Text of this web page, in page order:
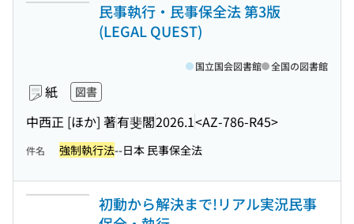
民事執行・民事保全法 第3版
(LEGAL QUEST)
紙 図書
中西正 [ほか] 著有斐閣2026.1<AZ-786-R45>
国立国会図書館 全国の図書館
件名 強制執行法--日本 民事保全法
初動から解決まで!リアル実況民事